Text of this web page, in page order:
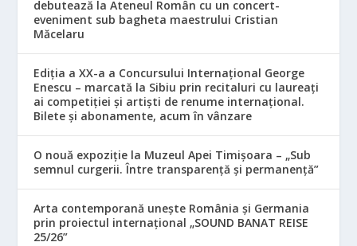
debutează la Ateneul Român cu un concert-
eveniment sub bagheta maestrului Cristian
Măcelaru
Ediția a XX-a a Concursului Internațional George
Enescu – marcată la Sibiu prin recitaluri cu laureați
ai competiției și artiști de renume internațional.
Bilete și abonamente, acum în vânzare
O nouă expoziție la Muzeul Apei Timișoara – „Sub
semnul curgerii. Între transparență și permanență”
Arta contemporană unește România și Germania
prin proiectul internațional „SOUND BANAT REISE
25/26”